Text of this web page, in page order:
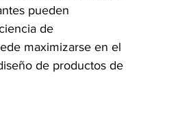
pueden
de
maximizarse en el
de productos de